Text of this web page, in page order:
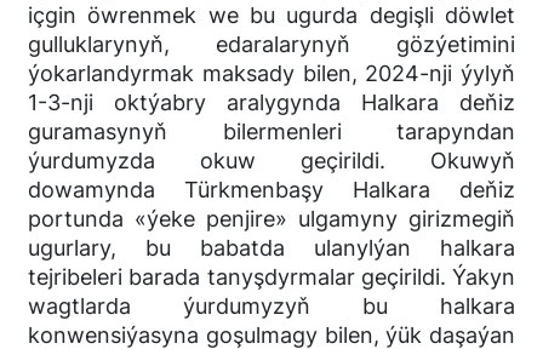
içgin öwrenmek we bu ugurda degişli döwlet
gulluklarynyň, edaralarynyň gözýetimini
ýokarlandyrmak maksady bilen, 2024-nji ýylyň
1-3-nji oktýabry aralygynda Halkara deňiz
guramasynyň bilermenleri tarapyndan
ýurdumyzda okuw geçirildi. Okuwyň
dowamynda Türkmenbaşy Halkara deňiz
portunda «ýeke penjire» ulgamyny girizmegiň
ugurlary, bu babatda ulanylýan halkara
tejribeleri barada tanyşdyrmalar geçirildi. Ýakyn
wagtlarda ýurdumyzyň bu halkara
konwensiýasyna goşulmagy bilen, ýük daşaýan